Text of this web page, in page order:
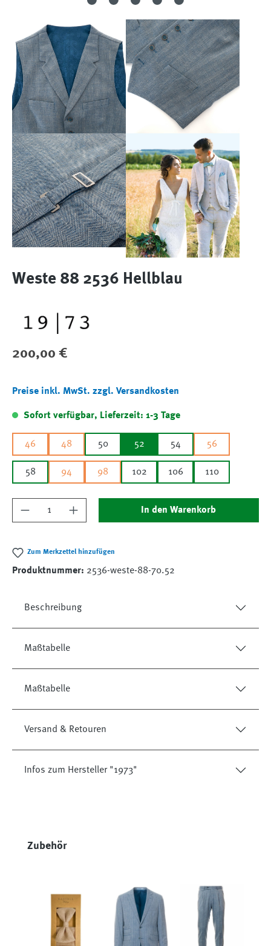
Weste 88 2536 Hellblau
Regulärer Preis:
200,00 €
Preise inkl. MwSt. zzgl. Versandkosten
Sofort verfügbar, Lieferzeit: 1-3 Tage
46 48 50 52 54 56
58 94 98 102 106 110
Produkt Anzahl: Gib den gewünschten Wert
In den Warenkorb
Zum Merkzettel hinzufügen
Produktnummer: 2536-weste-88-70.52
Beschreibung
Maßtabelle
Maßtabelle
Versand & Retouren
Infos zum Hersteller "1973"
Produktgalerie überspringen
Zubehör